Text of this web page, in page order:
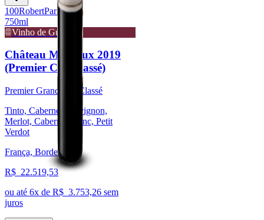
100RobertParker
750ml
Vinho de Guarda
Château Margaux 2019
(Premier Cru Classé)
Premier Grand Cru Classé
Tinto, Cabernet Sauvignon,
Merlot, Cabernet Franc, Petit
Verdot
França, Bordeaux
R$ 22.519,53
ou até 6x de R$ 3.753,26 sem
juros